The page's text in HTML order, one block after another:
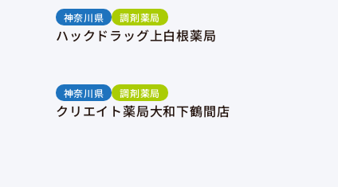
神奈川県 調剤薬局
ハックドラッグ上白根薬局
神奈川県 調剤薬局
クリエイト薬局大和下鶴間店